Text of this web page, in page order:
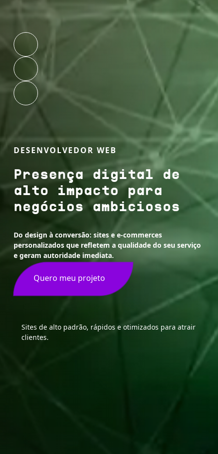
DESENVOLVEDOR WEB
Presença digital de
alto impacto para
negócios ambiciosos
Do design à conversão: sites e e-commerces
personalizados que refletem a qualidade do seu serviço
e geram autoridade imediata.
Quero meu projeto
Sites de alto padrão, rápidos e otimizados para atrair
clientes.